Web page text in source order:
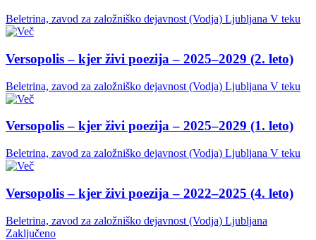
Beletrina, zavod za založniško dejavnost (Vodja) Ljubljana V teku
Versopolis – kjer živi poezija – 2025–2029 (2. leto)
Beletrina, zavod za založniško dejavnost (Vodja) Ljubljana V teku
Versopolis – kjer živi poezija – 2025–2029 (1. leto)
Beletrina, zavod za založniško dejavnost (Vodja) Ljubljana V teku
Versopolis – kjer živi poezija – 2022–2025 (4. leto)
Beletrina, zavod za založniško dejavnost (Vodja) Ljubljana
Zaključeno